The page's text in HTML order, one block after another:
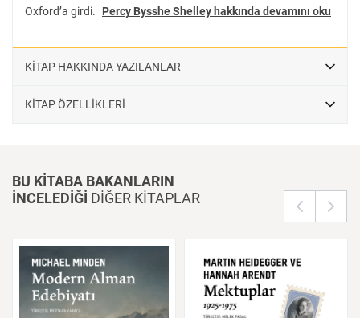
Oxford’a girdi.
Percy Bysshe Shelley hakkında devamını oku
KİTAP HAKKINDA YAZILANLAR
KİTAP ÖZELLİKLERİ
BU KİTABA BAKANLARIN
İNCELEDİĞİ DİĞER KİTAPLAR